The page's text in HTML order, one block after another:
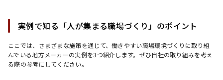
実例で知る「人が集まる職場づくり」のポイント
ここでは、さまざまな施策を通じて、働きやすい職場環境づくりに取り組
んでいる地方メーカーの実例を3つ紹介します。ぜひ自社の取り組みを考え
る際の参考にしてください。